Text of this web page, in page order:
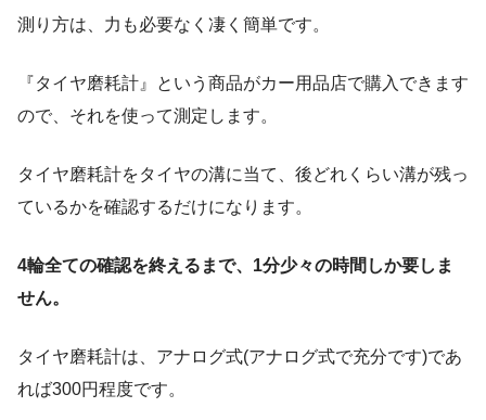
測り方は、力も必要なく凄く簡単です。
『タイヤ磨耗計』という商品がカー用品店で購入できます
ので、それを使って測定します。
タイヤ磨耗計をタイヤの溝に当て、後どれくらい溝が残っ
ているかを確認するだけになります。
4輪全ての確認を終えるまで、1分少々の時間しか要しま
せん。
タイヤ磨耗計は、アナログ式(アナログ式で充分です)であ
れば300円程度です。